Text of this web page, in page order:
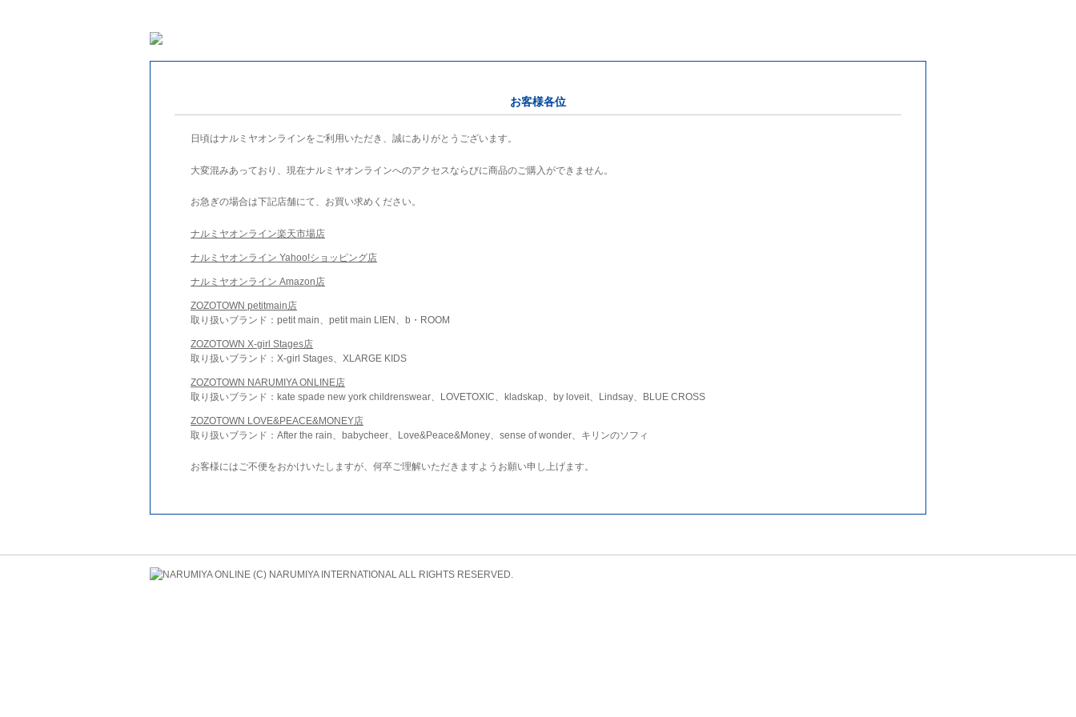
お客様各位
日頃はナルミヤオンラインをご利用いただき、誠にありがとうございます。
大変混みあっており、現在ナルミヤオンラインへのアクセスならびに商品のご購入ができません。
お急ぎの場合は下記店舗にて、お買い求めください。
ナルミヤオンライン楽天市場店
ナルミヤオンライン Yahoo!ショッピング店
ナルミヤオンライン Amazon店
ZOZOTOWN petitmain店
取り扱いブランド：petit main、petit main LIEN、b・ROOM
ZOZOTOWN X-girl Stages店
取り扱いブランド：X-girl Stages、XLARGE KIDS
ZOZOTOWN NARUMIYA ONLINE店
取り扱いブランド：kate spade new york childrenswear、LOVETOXIC、kladskap、by loveit、Lindsay、BLUE CROSS
ZOZOTOWN LOVE&PEACE&MONEY店
取り扱いブランド：After the rain、babycheer、Love&Peace&Money、sense of wonder、キリンのソフィ
お客様にはご不便をおかけいたしますが、何卒ご理解いただきますようお願い申し上げます。